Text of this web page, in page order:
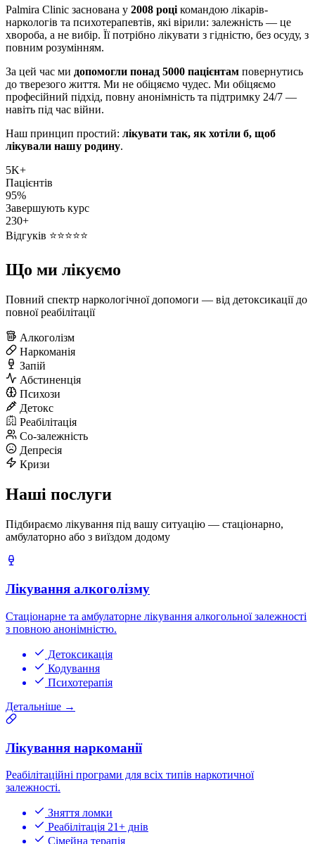
Palmira Clinic заснована у 2008 році командою лікарів-
наркологів та психотерапевтів, які вірили: залежність — це
хвороба, а не вибір. Її потрібно лікувати з гідністю, без осуду, з
повним розумінням.
За цей час ми допомогли понад 5000 пацієнтам повернутись
до тверезого життя. Ми не обіцяємо чудес. Ми обіцяємо
професійний підхід, повну анонімність та підтримку 24/7 —
навіть під час війни.
Наш принцип простий: лікувати так, як хотіли б, щоб
лікували нашу родину.
5K+
Пацієнтів
95%
Завершують курс
230+
Відгуків ⭐⭐⭐⭐⭐
Що ми лікуємо
Повний спектр наркологічної допомоги — від детоксикації до
повної реабілітації
Алкоголізм
Наркоманія
Запій
Абстиненція
Психози
Детокс
Реабілітація
Co-залежність
Депресія
Кризи
Наші послуги
Підбираємо лікування під вашу ситуацію — стаціонарно,
амбулаторно або з виїздом додому
Лікування алкоголізму
Стаціонарне та амбулаторне лікування алкогольної залежності
з повною анонімністю.
Детоксикація
Кодування
Психотерапія
Детальніше →
Лікування наркоманії
Реабілітаційні програми для всіх типів наркотичної
залежності.
Зняття ломки
Реабілітація 21+ днів
Сімейна терапія